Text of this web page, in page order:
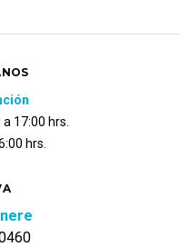
a 17:00 hrs.
hrs.